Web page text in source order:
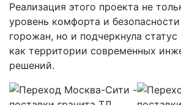
Реализация этого проекта не
уровень комфорта и
горожан, но и подчеркнула
как территории современных
решений.